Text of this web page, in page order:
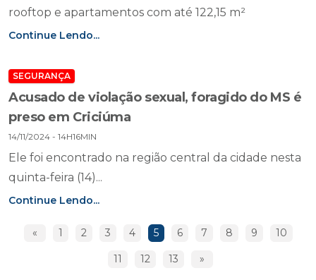
rooftop e apartamentos com até 122,15 m²
Continue Lendo...
SEGURANÇA
Acusado de violação sexual, foragido do MS é
preso em Criciúma
14/11/2024 - 14H16MIN
Ele foi encontrado na região central da cidade nesta
quinta-feira (14)...
Continue Lendo...
« 1 2 3 4 5 6 7 8 9 10
11 12 13 »